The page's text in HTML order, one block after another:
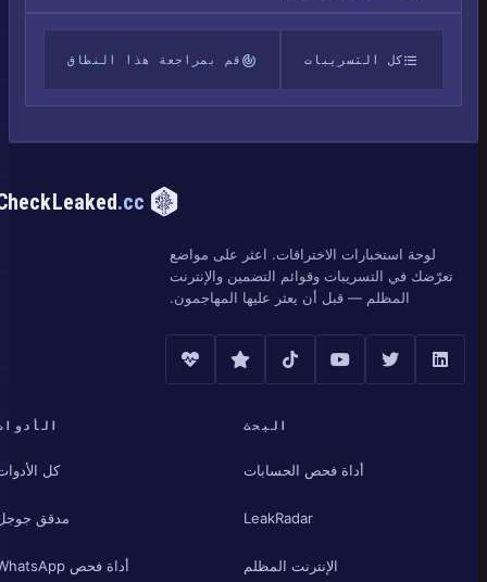
كل التسريبات قم بمراجعة هذا النطاق
CheckLeaked.cc
لوحة استخبارات الاختراقات. اعثر على مواضع
تعرّضك في التسريبات وقوائم التضمين والإنترنت
المظلم — قبل أن يعثر عليها المهاجمون.
البحث
أداة فحص الحسابات
LeakRadar
الإنترنت المظلم
الأدوات
كل الأدوات
مدقق جوجل
أداة فحص WhatsApp